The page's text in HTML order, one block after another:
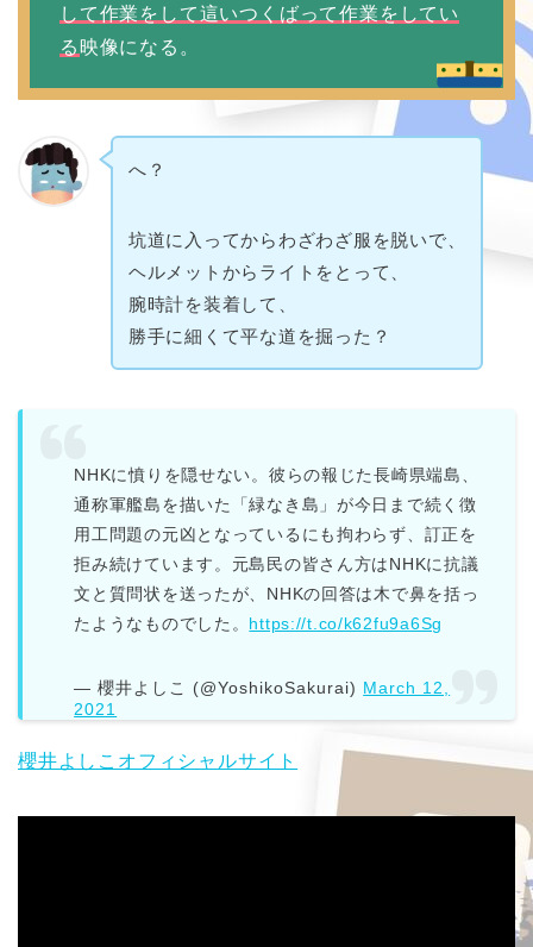
して作業をして這いつくばって作業をしてい
る 映像になる。
へ？
坑道に入ってからわざわざ服を脱いで、
ヘルメットからライトをとって、
腕時計を装着して、
勝手に細くて平な道を掘った？
NHKに憤りを隠せない。彼らの報じた長崎県端島、
通称軍艦島を描いた「緑なき島」が今日まで続く徴
用工問題の元凶となっているにも拘わらず、訂正を
拒み続けています。元島民の皆さん方はNHKに抗議
文と質問状を送ったが、NHKの回答は木で鼻を括っ
たようなものでした。 https://t.co/k62fu9a6Sg
— 櫻井よしこ (@YoshikoSakurai) March 12,
2021
櫻井よしこオフィシャルサイト